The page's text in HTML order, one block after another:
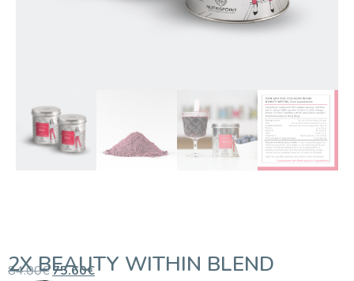
2X BEAUTY WITHIN BLEND
84.00€ 75.60€